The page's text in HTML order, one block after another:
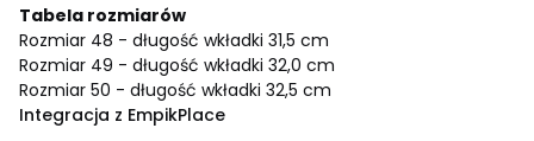
Tabela rozmiarów
Rozmiar 48 - długość wkładki 31,5 cm
Rozmiar 49 - długość wkładki 32,0 cm
Rozmiar 50 - długość wkładki 32,5 cm
Integracja z EmpikPlace